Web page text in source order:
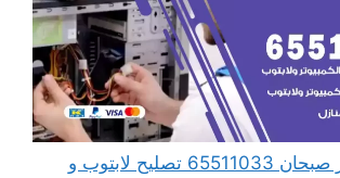
مهندس كمبيوتر صبحان 65511033 تصليح لابتوب و